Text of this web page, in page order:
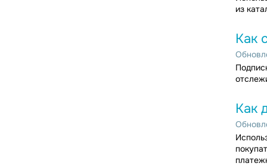
из
Как
Как